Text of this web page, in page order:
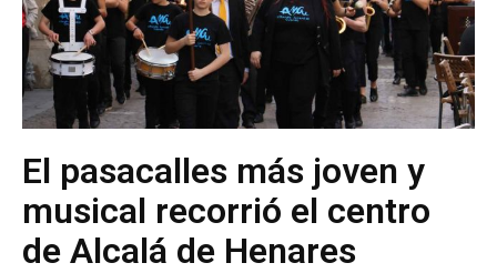
El pasacalles más joven y
musical recorrió el centro
de Alcalá de Henares